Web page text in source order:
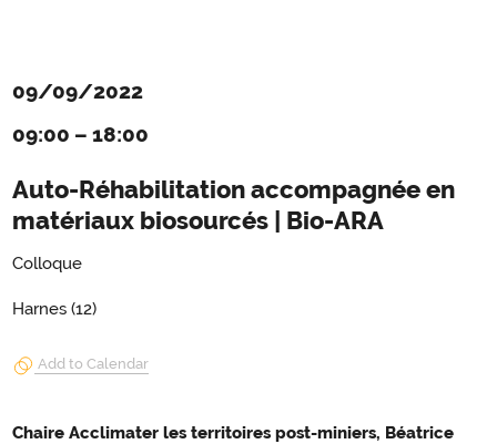
09/09/2022
09:00 – 18:00
Auto-Réhabilitation accompagnée en
matériaux biosourcés | Bio-ARA
Colloque
Harnes (12)
Add to Calendar
Chaire Acclimater les territoires post-miniers, Béatrice